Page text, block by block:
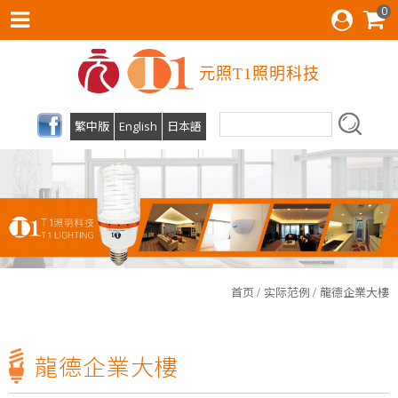
0
元照T1照明科技
繁中版 English 日本語
首页 实际范例 龍德企業大樓
T1照明科技有限公司预计7月1日起办公室迁移至台中市南屯区文心一路387号04-22590149，欢迎旧雨新知来店参观！
龍德企業大樓